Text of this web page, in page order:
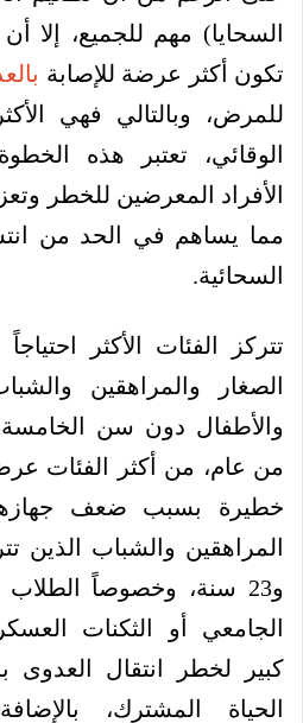
السحايا) مهم للجميع، إلا
تكون أكثر عرضة للإصابة
للمرض، وبالتالي فهي
الوقائي، تعتبر هذه
الأفراد المعرضين للخطر
مما يساهم في الحد من
السحائية.
تتركز الفئات الأكثر
الصغار والمراهقين
والأطفال دون سن
من عام، من أكثر الفئات
خطيرة بسبب ضعف
و23 سنة، وخصوصاً
الجامعي أو الثكنات
كبير لخطر انتقال العدوى
الحياة المشترك،